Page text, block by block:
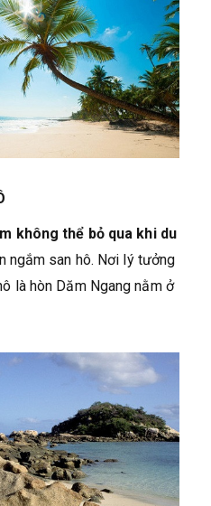
không thể bỏ qua khi du
ngắm san hô. Nơi lý tưởng
là hòn Dăm Ngang nằm ở